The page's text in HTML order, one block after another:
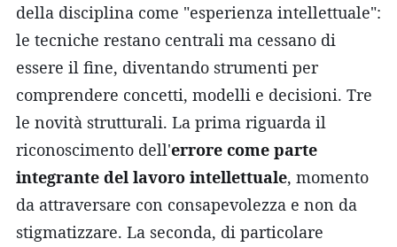
della disciplina come "esperienza intellettuale":
le tecniche restano centrali ma cessano di
essere il fine, diventando strumenti per
comprendere concetti, modelli e decisioni. Tre
le novità strutturali. La prima riguarda il
riconoscimento dell'errore come parte
integrante del lavoro intellettuale, momento
da attraversare con consapevolezza e non da
stigmatizzare. La seconda, di particolare